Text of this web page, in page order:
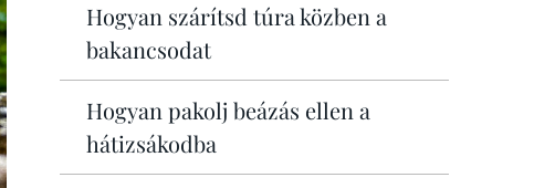
Hogyan szárítsd túra közben a
bakancsodat
Hogyan pakolj beázás ellen a
hátizsákodba